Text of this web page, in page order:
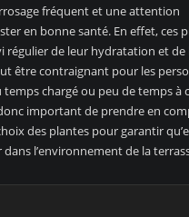
fréquent et une attention
en bonne santé. En effet, ces
régulier de leur hydratation et de
être contraignant pour les
chargé ou peu de temps à
important de prendre en
des plantes pour garantir
dans l’environnement de la